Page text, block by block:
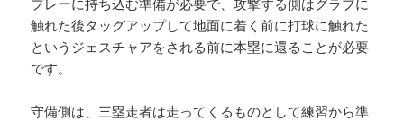
触れた後タッグアップして地面に着く前に打球に触れた
というジェスチャアをされる前に本塁に還ることが必要
です。
守備側は、三塁走者は走ってくるものとして練習から準